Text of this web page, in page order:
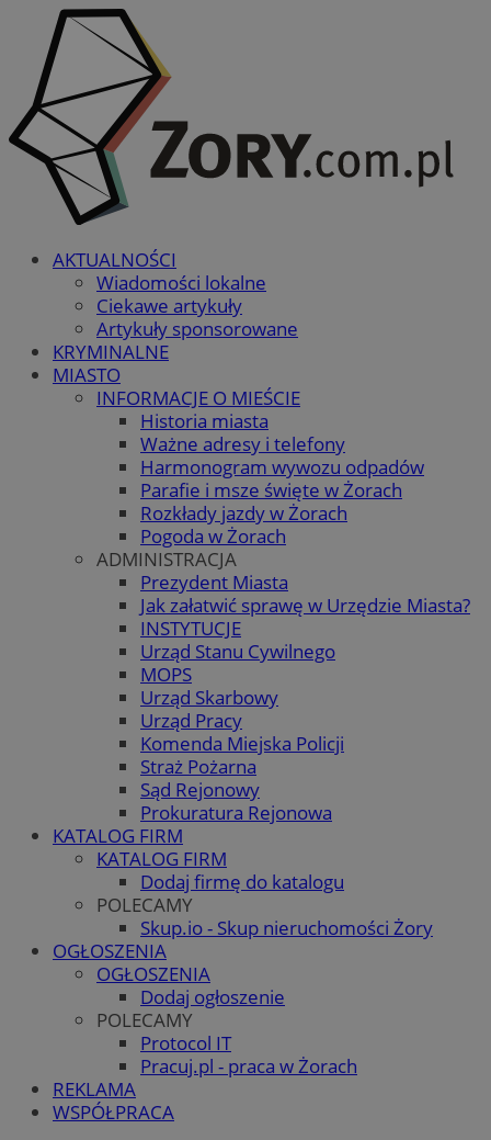
AKTUALNOŚCI
Wiadomości lokalne
Ciekawe artykuły
Artykuły sponsorowane
KRYMINALNE
MIASTO
INFORMACJE O MIEŚCIE
Historia miasta
Ważne adresy i telefony
Harmonogram wywozu odpadów
Parafie i msze święte w Żorach
Rozkłady jazdy w Żorach
Pogoda w Żorach
ADMINISTRACJA
Prezydent Miasta
Jak załatwić sprawę w Urzędzie Miasta?
INSTYTUCJE
Urząd Stanu Cywilnego
MOPS
Urząd Skarbowy
Urząd Pracy
Komenda Miejska Policji
Straż Pożarna
Sąd Rejonowy
Prokuratura Rejonowa
KATALOG FIRM
KATALOG FIRM
Dodaj firmę do katalogu
POLECAMY
Skup.io - Skup nieruchomości Żory
OGŁOSZENIA
OGŁOSZENIA
Dodaj ogłoszenie
POLECAMY
Protocol IT
Pracuj.pl - praca w Żorach
REKLAMA
WSPÓŁPRACA